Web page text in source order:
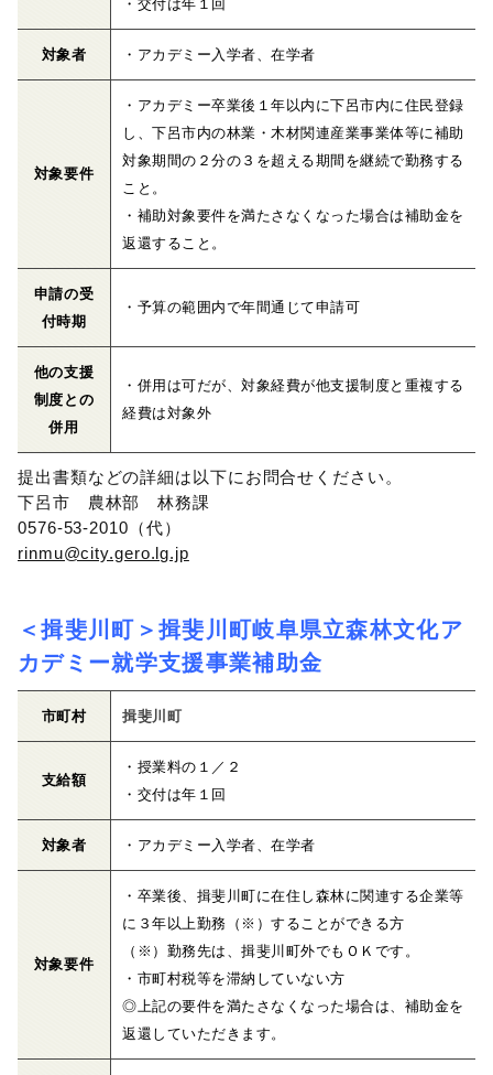
・交付は年１回
対象者 ・アカデミー入学者、在学者
対象要件
・アカデミー卒業後１年以内に下呂市内に住民登録
し、下呂市内の林業・木材関連産業事業体等に補助
対象期間の２分の３を超える期間を継続で勤務する
こと。
・補助対象要件を満たさなくなった場合は補助金を
返還すること。
申請の受
付時期
・予算の範囲内で年間通じて申請可
他の支援
制度との
併用
・併用は可だが、対象経費が他支援制度と重複する
経費は対象外
提出書類などの詳細は以下にお問合せください。
下呂市 農林部 林務課
0576-53-2010（代）
rinmu@city.gero.lg.jp
＜揖斐川町＞揖斐川町岐阜県立森林文化ア
カデミー就学支援事業補助金
市町村 揖斐川町
支給額
・授業料の１／２
・交付は年１回
対象者 ・アカデミー入学者、在学者
対象要件
・卒業後、揖斐川町に在住し森林に関連する企業等
に３年以上勤務（※）することができる方
（※）勤務先は、揖斐川町外でもＯＫです。
・市町村税等を滞納していない方
◎上記の要件を満たさなくなった場合は、補助金を
返還していただきます。